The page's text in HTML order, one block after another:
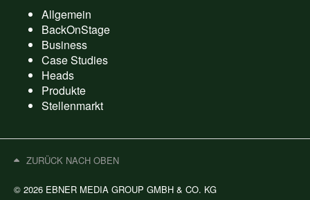
Allgemein
BackOnStage
Business
Case Studies
Heads
Produkte
Stellenmarkt
© 2026 EBNER MEDIA GROUP GMBH & CO. KG
ZURÜCK NACH OBEN